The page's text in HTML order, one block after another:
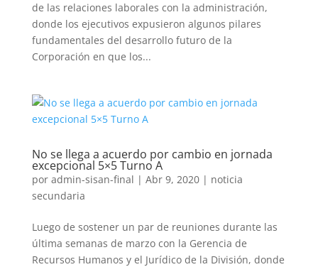
de las relaciones laborales con la administración,
donde los ejecutivos expusieron algunos pilares
fundamentales del desarrollo futuro de la
Corporación en que los...
No se llega a acuerdo por cambio en jornada
excepcional 5×5 Turno A
por admin-sisan-final | Abr 9, 2020| noticia
secundaria
Luego de sostener un par de reuniones durante las
última semanas de marzo con la Gerencia de
Recursos Humanos y el Jurídico de la División, donde